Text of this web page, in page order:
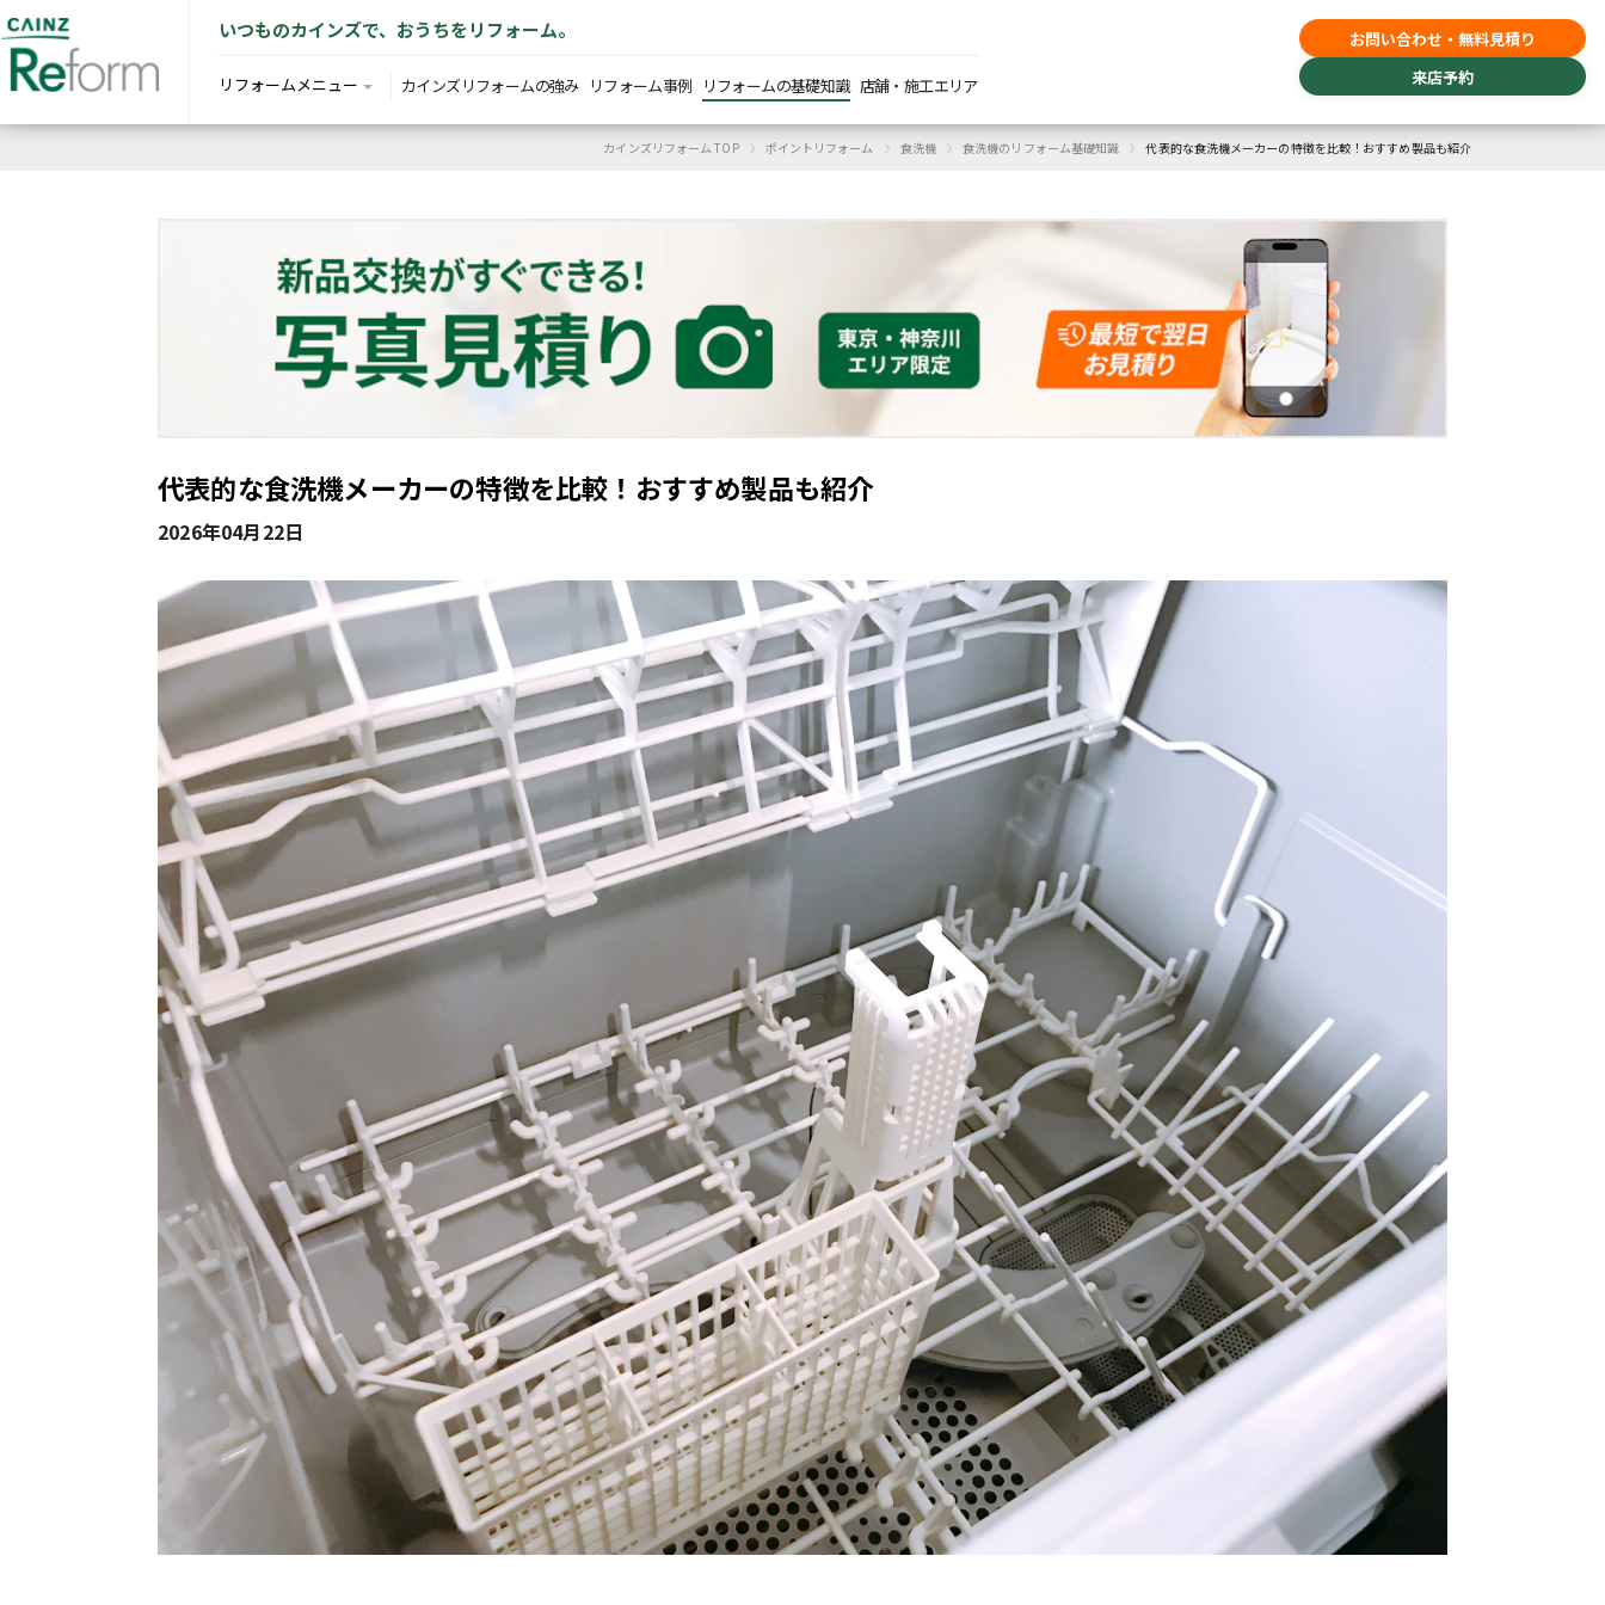
いつものカインズで、おうちをリフォーム。
リフォームメニュー カインズリフォームの強み リフォーム事例 リフォームの基礎知識 店舗・施工エリア
お問い合わせ・無料見積り
来店予約
カインズリフォーム TOP › ポイントリフォーム › 食洗機 › 食洗機のリフォーム基礎知識 › 代表的な食洗機メーカーの特徴を比較！おすすめ製品も紹介
代表的な食洗機メーカーの特徴を比較！おすすめ製品も紹介
2026年04月22日